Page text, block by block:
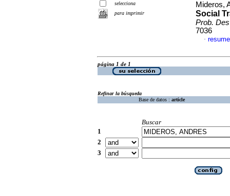
selecciona
para imprimir
Mideros,
Social
Prob. Des
7036
·
página 1 de 1
Refinar la búsqueda
Base de datos : article
Buscar
1
2
3